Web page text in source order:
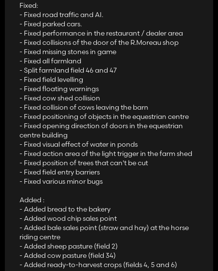
Fixed:
- Fixed road traffic and AI.
- Fixed parked cars.
- Fixed performance in the restaurant / dealer area
- Fixed collisions of the door of the R.Moreau shop
- Fixed missing stones in game
- Fixed all farmland
- Split farmland field 46 and 47
- Fixed field levelling
- Fixed floating warnings
- Fixed cow shed collision
- Fixed collision of cows leaving the barn
- Fixed positioning of objects in the equestrian centre
- Fixed opening direction of doors in the equestrian
centre building
- Fixed visual effect of water in ponds
- Fixed action area of the light trigger in the farm shed
- Fixed position of trees that can't be cut
- Fixed field entry barriers
- Fixed various minor bugs
Added :
- Added bread to the bakery
- Added wood chip sales point
- Added bale sales point (straw and hay) at the horse
riding centre
- Added sheep pasture (field 2)
- Added cow pasture (field 34)
- Added ready-to-harvest crops (fields 4, 5 and 6)